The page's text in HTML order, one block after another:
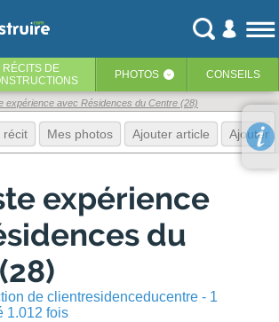
RÉCITS DE
PHOTOS ‹ CONSEILS
expérience avec Résidences du Centre (28)
récit Mes photos Ajouter article Ajouter
expérience
du
de clientresidenceducentre - 1
1.012 fois